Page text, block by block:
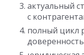
актуальный
с
полный цикл